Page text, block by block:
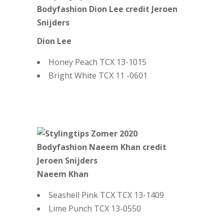
Dion Lee
Honey Peach TCX 13-1015
Bright White TCX 11 -0601
Naeem Khan
Seashell Pink TCX TCX 13-1409
Lime Punch TCX 13-0550